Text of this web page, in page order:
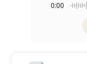
0:00